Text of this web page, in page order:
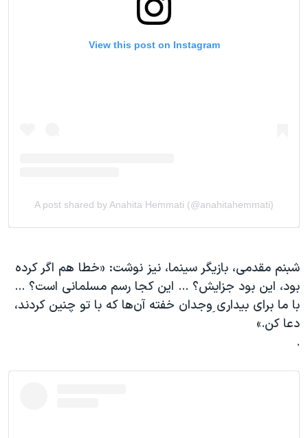
شبنم مقدمی، بازیگر سینما، نیز نوشت: «خطا هم اگر کرده
بود، این بود جزایش؟ ... این کجا رسم مسلمانی است؟ ...
با ما برای بیداری ِوجدان خفته آن‌ها که با تو چنین کردند،
دعا کن.»
.